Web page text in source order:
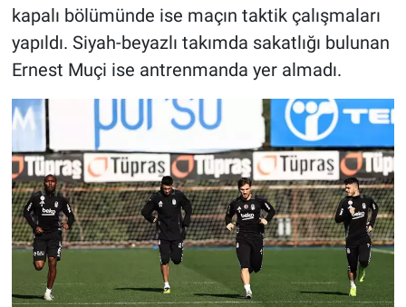
kapalı bölümünde ise maçın taktik çalışmaları
yapıldı. Siyah-beyazlı takımda sakatlığı bulunan
Ernest Muçi ise antrenmanda yer almadı.